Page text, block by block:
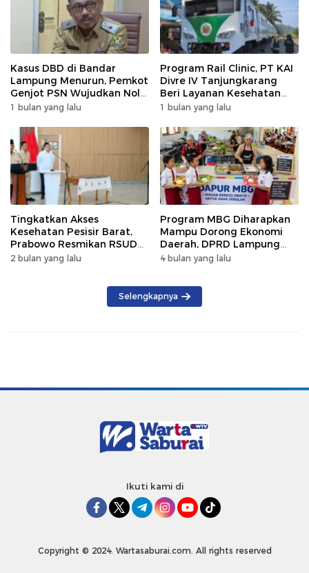
Kasus DBD di Bandar
Lampung Menurun, Pemkot
Genjot PSN Wujudkan Nol
Kematian
1 bulan yang lalu
Program Rail Clinic, PT KAI
Divre IV Tanjungkarang
Beri Layanan Kesehatan
Gratis 250 Warga
1 bulan yang lalu
Tingkatkan Akses
Kesehatan Pesisir Barat,
Prabowo Resmikan RSUD
KH Muhammad Thohir
2 bulan yang lalu
Program MBG Diharapkan
Mampu Dorong Ekonomi
Daerah, DPRD Lampung
Tekankan Pemanfaatan
4 bulan yang lalu
Selengkapnya
Ikuti kami di
Copyright © 2024. Wartasaburai.com. All rights reserved